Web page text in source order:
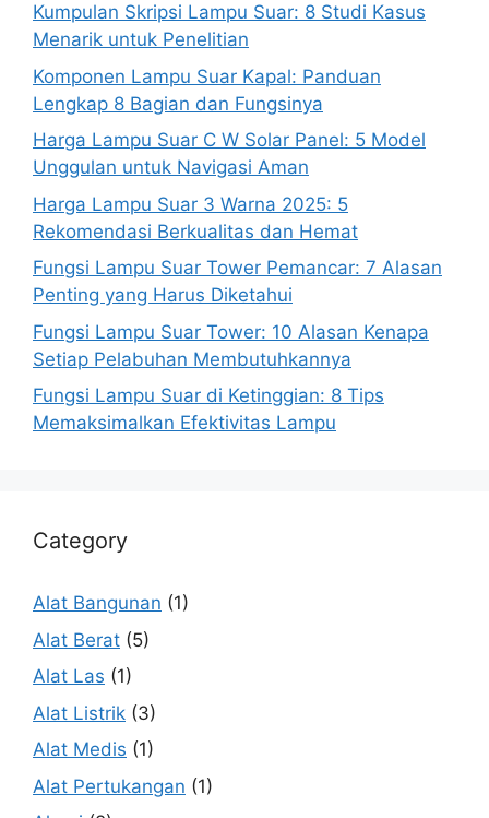
Kumpulan Skripsi Lampu Suar: 8 Studi Kasus
Menarik untuk Penelitian
Komponen Lampu Suar Kapal: Panduan
Lengkap 8 Bagian dan Fungsinya
Harga Lampu Suar C W Solar Panel: 5 Model
Unggulan untuk Navigasi Aman
Harga Lampu Suar 3 Warna 2025: 5
Rekomendasi Berkualitas dan Hemat
Fungsi Lampu Suar Tower Pemancar: 7 Alasan
Penting yang Harus Diketahui
Fungsi Lampu Suar Tower: 10 Alasan Kenapa
Setiap Pelabuhan Membutuhkannya
Fungsi Lampu Suar di Ketinggian: 8 Tips
Memaksimalkan Efektivitas Lampu
Category
Alat Bangunan (1)
Alat Berat (5)
Alat Las (1)
Alat Listrik (3)
Alat Medis (1)
Alat Pertukangan (1)